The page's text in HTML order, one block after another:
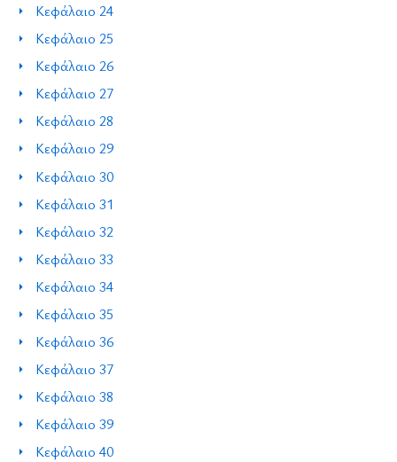
Κεφάλαιο 24
Κεφάλαιο 25
Κεφάλαιο 26
Κεφάλαιο 27
Κεφάλαιο 28
Κεφάλαιο 29
Κεφάλαιο 30
Κεφάλαιο 31
Κεφάλαιο 32
Κεφάλαιο 33
Κεφάλαιο 34
Κεφάλαιο 35
Κεφάλαιο 36
Κεφάλαιο 37
Κεφάλαιο 38
Κεφάλαιο 39
Κεφάλαιο 40